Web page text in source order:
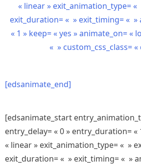
« linear » exit_animation_type= «
exit_duration= « » exit_timing= «
« 1 » keep= « yes » animate_on= «
« » custom_css_class= «
[edsanimate_end]
[edsanimate_start
entry_delay= « 0 » entry_duration=
« linear » exit_animation_type= « »
exit_duration= « » exit_timing= « »